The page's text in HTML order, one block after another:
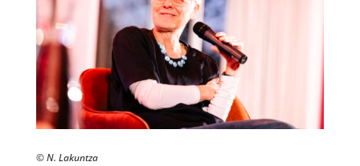
© N. Lakuntza